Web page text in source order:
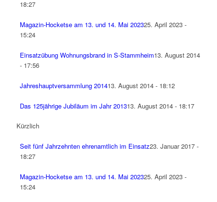
18:27
Magazin-Hocketse am 13. und 14. Mai 202325. April 2023 -
15:24
Einsatzübung Wohnungsbrand in S-Stammheim13. August 2014
- 17:56
Jahreshauptversammlung 201413. August 2014 - 18:12
Das 125jährige Jubiläum im Jahr 201313. August 2014 - 18:17
Kürzlich
Seit fünf Jahrzehnten ehrenamtlich im Einsatz23. Januar 2017 -
18:27
Magazin-Hocketse am 13. und 14. Mai 202325. April 2023 -
15:24